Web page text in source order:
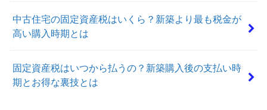
中古住宅の固定資産税はいくら？新築より最も税金が
高い購入時期とは
固定資産税はいつから払うの？新築購入後の支払い時
期とお得な裏技とは